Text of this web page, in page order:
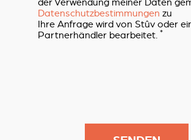
der Verwendung meiner Daten
Datenschutzbestimmungen zu
Ihre Anfrage wird von Stûv oder
Partnerhändler bearbeitet. *